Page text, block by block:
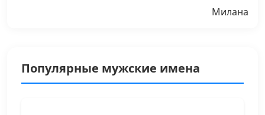
Милана
Популярные мужские имена